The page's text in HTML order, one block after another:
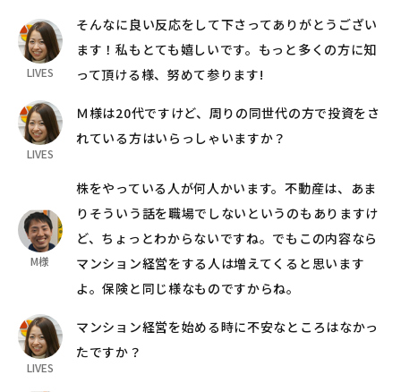
LIVES
そんなに良い反応をして下さってありがとうござい
ます！私もとても嬉しいです。もっと多くの方に知
って頂ける様、努めて参ります!
LIVES
Ｍ様は20代ですけど、周りの同世代の方で投資をさ
れている方はいらっしゃいますか？
M様
株をやっている人が何人かいます。不動産は、あま
りそういう話を職場でしないというのもありますけ
ど、ちょっとわからないですね。でもこの内容なら
マンション経営をする人は増えてくると思います
よ。保険と同じ様なものですからね。
LIVES
マンション経営を始める時に不安なところはなかっ
たですか？